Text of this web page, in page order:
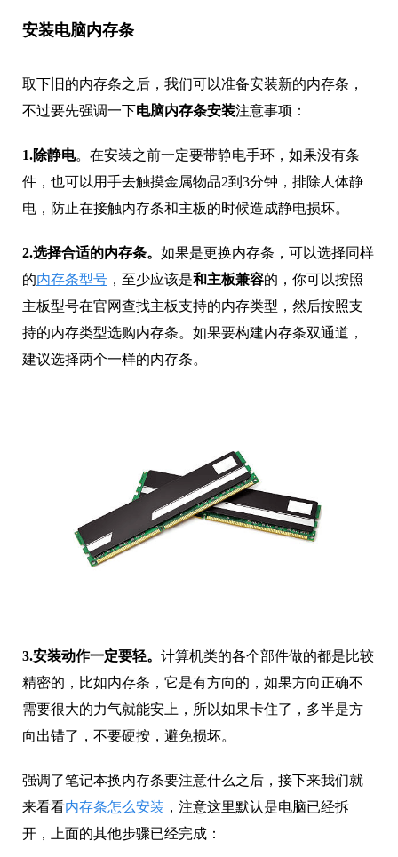
安装电脑内存条
取下旧的内存条之后，我们可以准备安装新的内存条，
不过要先强调一下电脑内存条安装注意事项：
1.除静电。在安装之前一定要带静电手环，如果没有条
件，也可以用手去触摸金属物品2到3分钟，排除人体静
电，防止在接触内存条和主板的时候造成静电损坏。
2.选择合适的内存条。 如果是更换内存条，可以选择同样
的内存条型号 ，至少应该是和主板兼容的，你可以按照
主板型号在官网查找主板支持的内存类型，然后按照支
持的内存类型选购内存条。如果要构建内存条双通道，
建议选择两个一样的内存条。
3.安装动作一定要轻。 计算机类的各个部件做的都是比较
精密的，比如内存条，它是有方向的，如果方向正确不
需要很大的力气就能安上，所以如果卡住了，多半是方
向出错了，不要硬按，避免损坏。
强调了笔记本换内存条要注意什么之后，接下来我们就
来看看内存条怎么安装 ，注意这里默认是电脑已经拆
开，上面的其他步骤已经完成：